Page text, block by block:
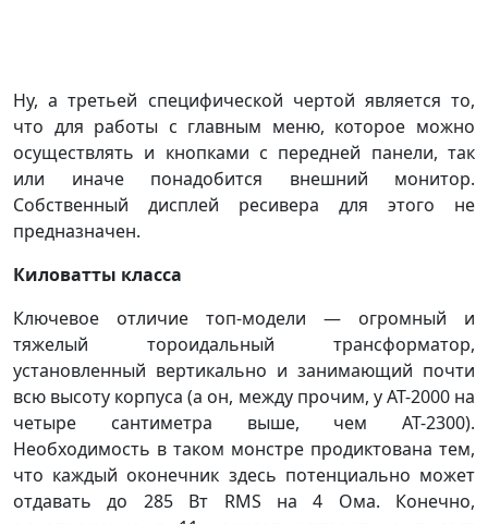
Ну, а третьей специфической чертой является то,
что для работы с главным меню, которое можно
осуществлять и кнопками с передней панели, так
или иначе понадобится внешний монитор.
Собственный дисплей ресивера для этого не
предназначен.
Киловатты класса
Ключевое отличие топ-модели — огромный и
тяжелый тороидальный трансформатор,
установленный вертикально и занимающий почти
всю высоту корпуса (а он, между прочим, у AT-2000 на
четыре сантиметра выше, чем AT-2300).
Необходимость в таком монстре продиктована тем,
что каждый оконечник здесь потенциально может
отдавать до 285 Вт RMS на 4 Ома. Конечно,